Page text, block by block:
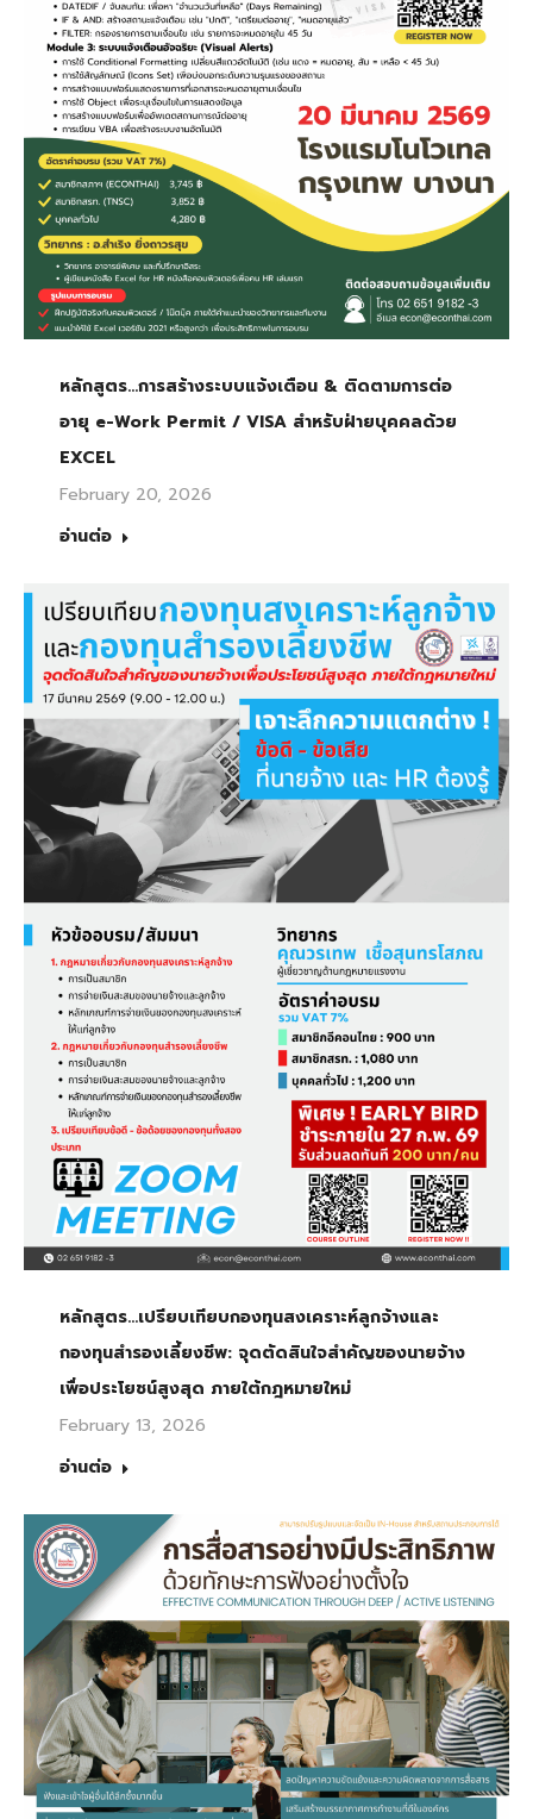
หลักสูตร…การสร้างระบบแจ้งเตือน & ติดตามการต่อ
อายุ e-Work Permit / VISA สำหรับฝ่ายบุคคลด้วย
EXCEL
February 20, 2026
อ่านต่อ
หลักสูตร…เปรียบเทียบกองทุนสงเคราะห์ลูกจ้างและ
กองทุนสำรองเลี้ยงชีพ: จุดตัดสินใจสำคัญของนายจ้าง
เพื่อประโยชน์สูงสุด ภายใต้กฎหมายใหม่
February 13, 2026
อ่านต่อ